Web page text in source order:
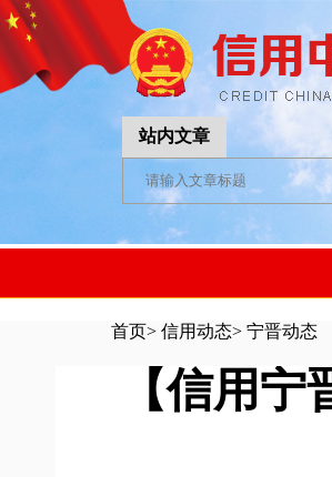
站内文章
首页> 信用动态> 宁晋动态
【信用